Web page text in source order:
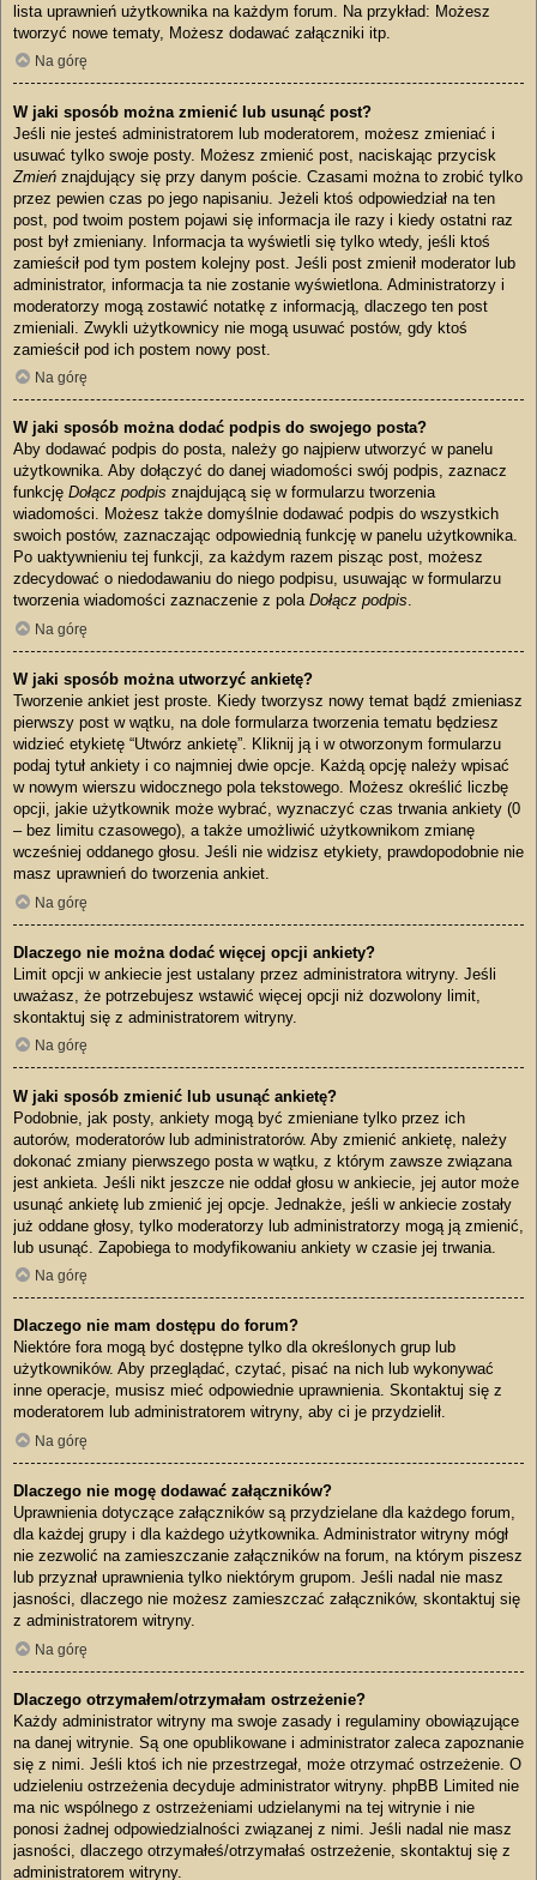
lista uprawnień użytkownika na każdym forum. Na przykład: Możesz
tworzyć nowe tematy, Możesz dodawać załączniki itp.
Na górę
W jaki sposób można zmienić lub usunąć post?
Jeśli nie jesteś administratorem lub moderatorem, możesz zmieniać i
usuwać tylko swoje posty. Możesz zmienić post, naciskając przycisk
Zmień znajdujący się przy danym poście. Czasami można to zrobić tylko
przez pewien czas po jego napisaniu. Jeżeli ktoś odpowiedział na ten
post, pod twoim postem pojawi się informacja ile razy i kiedy ostatni raz
post był zmieniany. Informacja ta wyświetli się tylko wtedy, jeśli ktoś
zamieścił pod tym postem kolejny post. Jeśli post zmienił moderator lub
administrator, informacja ta nie zostanie wyświetlona. Administratorzy i
moderatorzy mogą zostawić notatkę z informacją, dlaczego ten post
zmieniali. Zwykli użytkownicy nie mogą usuwać postów, gdy ktoś
zamieścił pod ich postem nowy post.
Na górę
W jaki sposób można dodać podpis do swojego posta?
Aby dodawać podpis do posta, należy go najpierw utworzyć w panelu
użytkownika. Aby dołączyć do danej wiadomości swój podpis, zaznacz
funkcję Dołącz podpis znajdującą się w formularzu tworzenia
wiadomości. Możesz także domyślnie dodawać podpis do wszystkich
swoich postów, zaznaczając odpowiednią funkcję w panelu użytkownika.
Po uaktywnieniu tej funkcji, za każdym razem pisząc post, możesz
zdecydować o niedodawaniu do niego podpisu, usuwając w formularzu
tworzenia wiadomości zaznaczenie z pola Dołącz podpis.
Na górę
W jaki sposób można utworzyć ankietę?
Tworzenie ankiet jest proste. Kiedy tworzysz nowy temat bądź zmieniasz
pierwszy post w wątku, na dole formularza tworzenia tematu będziesz
widzieć etykietę “Utwórz ankietę”. Kliknij ją i w otworzonym formularzu
podaj tytuł ankiety i co najmniej dwie opcje. Każdą opcję należy wpisać
w nowym wierszu widocznego pola tekstowego. Możesz określić liczbę
opcji, jakie użytkownik może wybrać, wyznaczyć czas trwania ankiety (0
– bez limitu czasowego), a także umożliwić użytkownikom zmianę
wcześniej oddanego głosu. Jeśli nie widzisz etykiety, prawdopodobnie nie
masz uprawnień do tworzenia ankiet.
Na górę
Dlaczego nie można dodać więcej opcji ankiety?
Limit opcji w ankiecie jest ustalany przez administratora witryny. Jeśli
uważasz, że potrzebujesz wstawić więcej opcji niż dozwolony limit,
skontaktuj się z administratorem witryny.
Na górę
W jaki sposób zmienić lub usunąć ankietę?
Podobnie, jak posty, ankiety mogą być zmieniane tylko przez ich
autorów, moderatorów lub administratorów. Aby zmienić ankietę, należy
dokonać zmiany pierwszego posta w wątku, z którym zawsze związana
jest ankieta. Jeśli nikt jeszcze nie oddał głosu w ankiecie, jej autor może
usunąć ankietę lub zmienić jej opcje. Jednakże, jeśli w ankiecie zostały
już oddane głosy, tylko moderatorzy lub administratorzy mogą ją zmienić,
lub usunąć. Zapobiega to modyfikowaniu ankiety w czasie jej trwania.
Na górę
Dlaczego nie mam dostępu do forum?
Niektóre fora mogą być dostępne tylko dla określonych grup lub
użytkowników. Aby przeglądać, czytać, pisać na nich lub wykonywać
inne operacje, musisz mieć odpowiednie uprawnienia. Skontaktuj się z
moderatorem lub administratorem witryny, aby ci je przydzielił.
Na górę
Dlaczego nie mogę dodawać załączników?
Uprawnienia dotyczące załączników są przydzielane dla każdego forum,
dla każdej grupy i dla każdego użytkownika. Administrator witryny mógł
nie zezwolić na zamieszczanie załączników na forum, na którym piszesz
lub przyznał uprawnienia tylko niektórym grupom. Jeśli nadal nie masz
jasności, dlaczego nie możesz zamieszczać załączników, skontaktuj się
z administratorem witryny.
Na górę
Dlaczego otrzymałem/otrzymałam ostrzeżenie?
Każdy administrator witryny ma swoje zasady i regulaminy obowiązujące
na danej witrynie. Są one opublikowane i administrator zaleca zapoznanie
się z nimi. Jeśli ktoś ich nie przestrzegał, może otrzymać ostrzeżenie. O
udzieleniu ostrzeżenia decyduje administrator witryny. phpBB Limited nie
ma nic wspólnego z ostrzeżeniami udzielanymi na tej witrynie i nie
ponosi żadnej odpowiedzialności związanej z nimi. Jeśli nadal nie masz
jasności, dlaczego otrzymałeś/otrzymałaś ostrzeżenie, skontaktuj się z
administratorem witryny.